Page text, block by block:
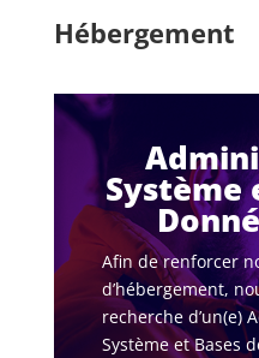
Hébergement
Système
Afin de renforcer
d’hébergement,
recherche d’un(e)
Système et Bases